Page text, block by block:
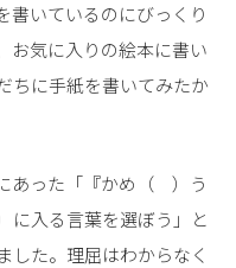
書いているのにびっくり
お気に入りの絵本に書い
ちに手紙を書いてみたか
あった「『かめ（ ）う
入る言葉を選ぼう」と
した。理屈はわからなく